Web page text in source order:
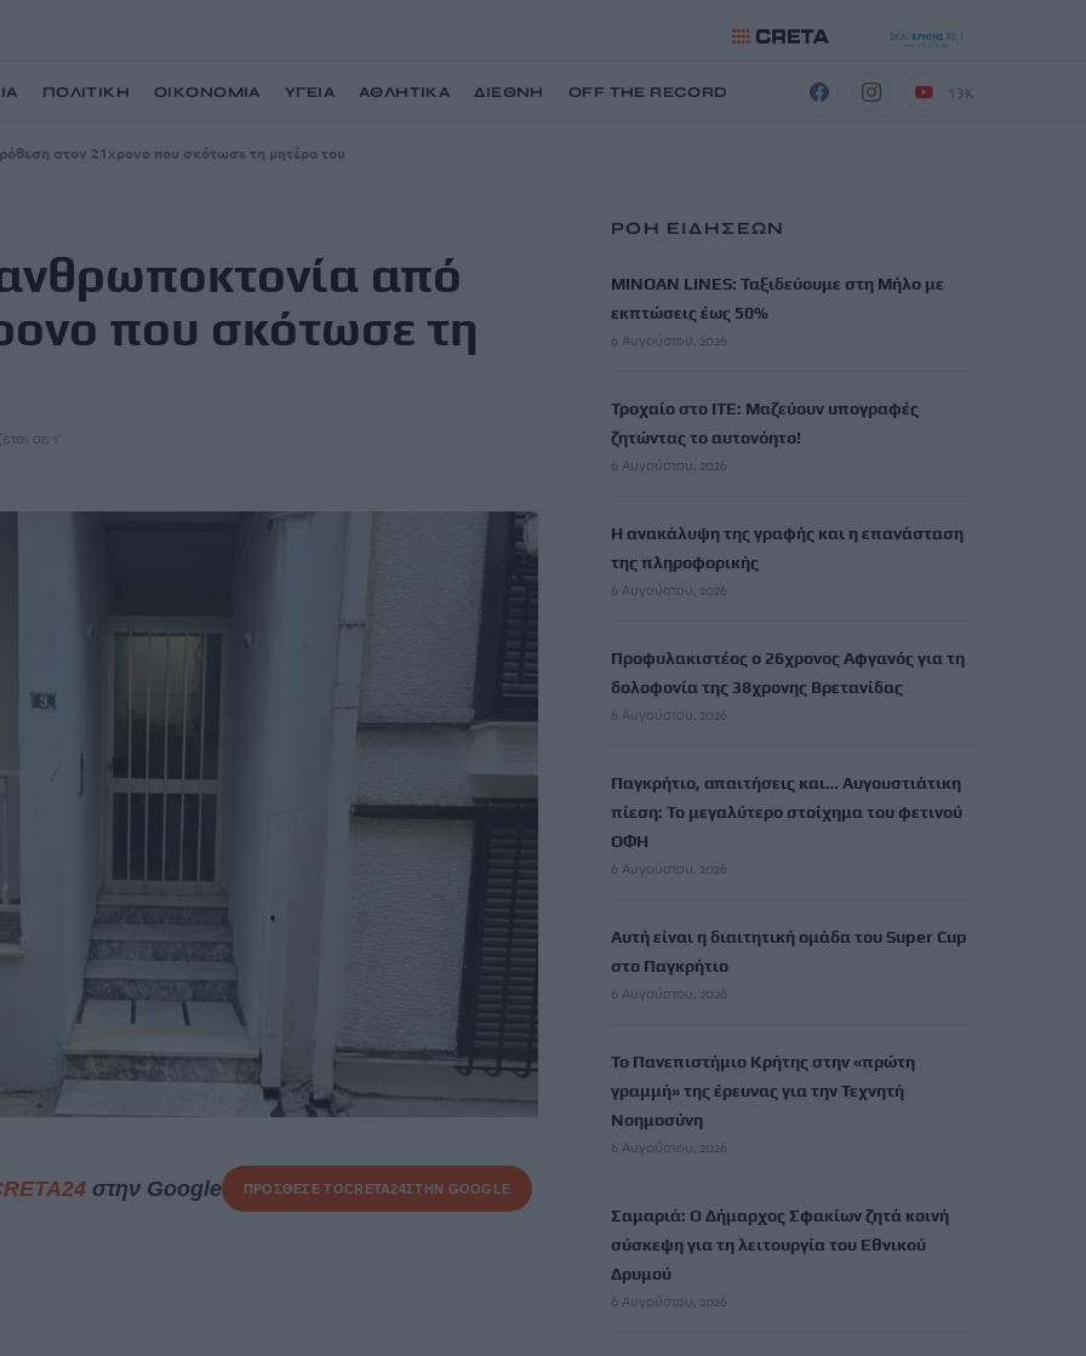
ΠΟΛΙΤΙΚΗ ΟΙΚΟΝΟΜΙΑ ΥΓΕΙΑ ΑΘΛΗΤΙΚΑ ΔΙΕΘΝΗ OFF THE RECORD 13K
στον 21χρονο που σκότωσε τη μητέρα του
από
που σκότωσε τη
σε 1'
στην Google ΠΡΟΣΘΕΣΕ ΤΟCRETA24ΣΤΗΝ GOOGLE
ΡΟΗ ΕΙΔΗΣΕΩΝ
MINOAN LINES: Ταξιδεύουμε στη Μήλο με
εκπτώσεις έως 50%
6 Αυγούστου, 2026
Τροχαίο στο ΙΤΕ: Μαζεύουν υπογραφές
ζητώντας το αυτονόητο!
6 Αυγούστου, 2026
Η ανακάλυψη της γραφής και η επανάσταση
της πληροφορικής
6 Αυγούστου, 2026
Προφυλακιστέος ο 26χρονος Αφγανός για τη
δολοφονία της 38χρονης Βρετανίδας
6 Αυγούστου, 2026
Παγκρήτιο, απαιτήσεις και… Αυγουστιάτικη
πίεση: Το μεγαλύτερο στοίχημα του φετινού
ΟΦΗ
6 Αυγούστου, 2026
Αυτή είναι η διαιτητική ομάδα του Super Cup
στο Παγκρήτιο
6 Αυγούστου, 2026
Το Πανεπιστήμιο Κρήτης στην «πρώτη
γραμμή» της έρευνας για την Τεχνητή
Νοημοσύνη
6 Αυγούστου, 2026
Σαμαριά: Ο Δήμαρχος Σφακίων ζητά κοινή
σύσκεψη για τη λειτουργία του Εθνικού
Δρυμού
6 Αυγούστου, 2026